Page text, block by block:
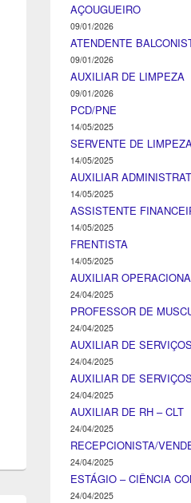
AÇOUGUEIRO
09/01/2026
ATENDENTE
09/01/2026
AUXILIAR DE LIMPEZA
09/01/2026
PCD/PNE
14/05/2025
SERVENTE DE LIMPEZA
14/05/2025
AUXILIAR
14/05/2025
ASSISTENTE
14/05/2025
FRENTISTA
14/05/2025
AUXILIAR
24/04/2025
PROFESSOR DE
24/04/2025
AUXILIAR DE
24/04/2025
AUXILIAR DE
24/04/2025
AUXILIAR DE RH – CLT
24/04/2025
RECEPCIONISTA/
24/04/2025
ESTÁGIO – CIÊNCIA
24/04/2025